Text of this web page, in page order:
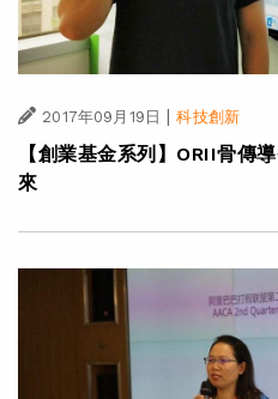
2017年09月19日 | 科技創新
【創業基金系列】ORII骨傳
來